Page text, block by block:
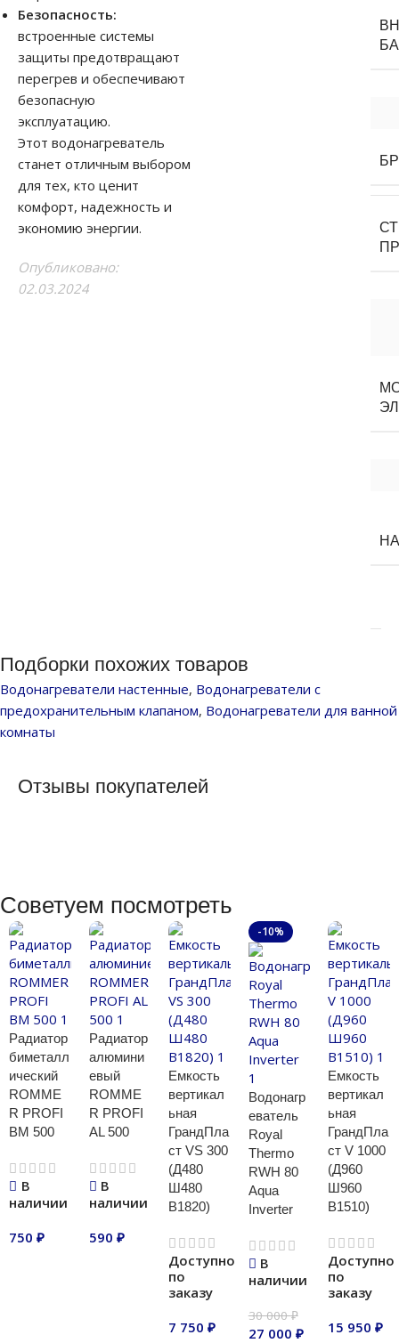
Безопасность:
встроенные системы
защиты предотвращают
перегрев и обеспечивают
безопасную
эксплуатацию.
Этот водонагреватель
станет отличным выбором
для тех, кто ценит
комфорт, надежность и
экономию энергии.
Опубликовано:
02.03.2024
Подборки похожих товаров
Водонагреватели настенные, Водонагреватели с
предохранительным клапаном, Водонагреватели для ванной
комнаты
Отзывы покупателей
Советуем посмотреть
Радиатор
биметалл
ический
ROMME
R PROFI
BM 500
В
наличии
750 ₽
Радиатор
алюмини
евый
ROMME
R PROFI
AL 500
В
наличии
590 ₽
Емкость
вертикал
ьная
ГрандПла
ст VS 300
(Д480
Ш480
В1820)
Доступно
по
заказу
7 750₽
-10%
Водонагр
еватель
Royal
Thermo
RWH 80
Aqua
Inverter
В
наличии
30 000₽
27 000 ₽
Емкость
вертикал
ьная
ГрандПла
ст V 1000
(Д960
Ш960
В1510)
Доступно
по
заказу
15 950₽